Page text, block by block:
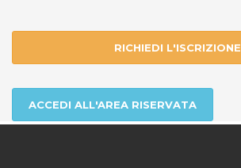
RICHIEDI L'ISCRIZIONE
ACCEDI ALL'AREA RISERVATA